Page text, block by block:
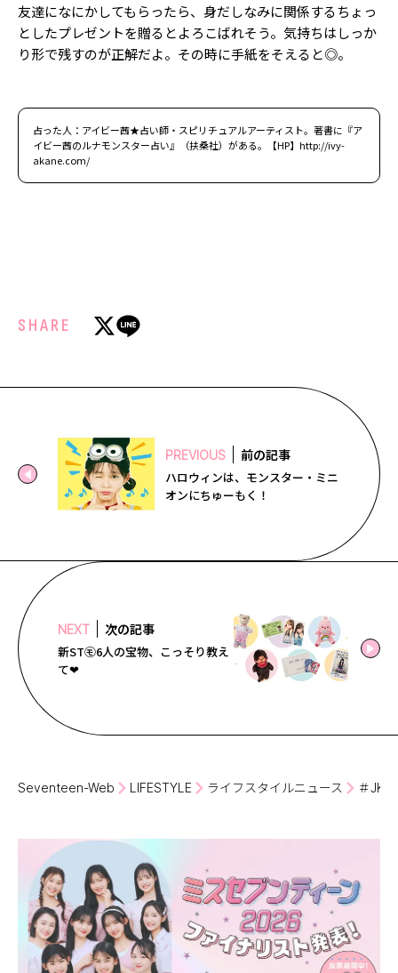
友達になにかしてもらったら、身だしなみに関係するちょっ
としたプレゼントを贈るとよろこばれそう。気持ちはしっか
り形で残すのが正解だよ。その時に手紙をそえると◎。
占った人：アイビー茜★占い師・スピリチュアルアーティスト。著書に『ア
イビー茜のルナモンスター占い』（扶桑社）がある。【HP】http://ivy-
akane.com/
SHARE
PREVIOUS 前の記事
ハロウィンは、モンスター・ミニ
オンにちゅーもく！
NEXT 次の記事
新ST㋲6人の宝物、こっそり教え
て❤
Seventeen-Web LIFESTYLE ライフスタイルニュース ＃JK